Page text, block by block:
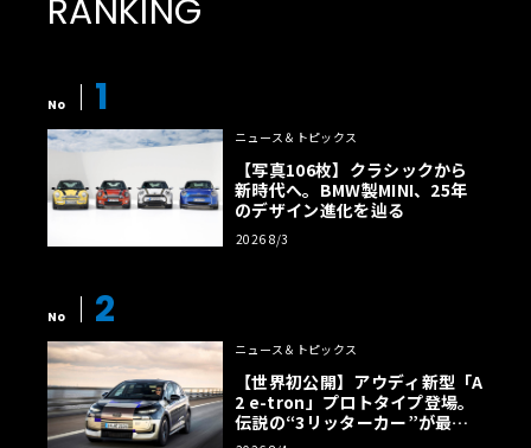
RANKING
No 1
ニュース＆トピックス
【写真106枚】クラシックから
新時代へ。BMW製MINI、25年
のデザイン進化を辿る
2026 8/3
No 2
ニュース＆トピックス
【世界初公開】アウディ新型「A
2 e-tron」プロトタイプ登場。
伝説の“3リッターカー”が最高
効率エントリーBEVとして復活